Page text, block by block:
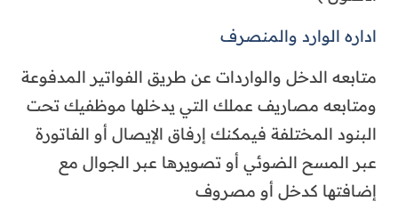
اداره الوارد والمنصرف
متابعه الدخل والواردات عن طريق الفواتير المدفوعة
ومتابعه مصاريف عملك التي يدخلها موظفيك تحت
البنود المختلفة فيمكنك إرفاق الإيصال أو الفاتورة
عبر المسح الضوئي أو تصويرها عبر الجوال مع
إضافتها كدخل أو مصروف